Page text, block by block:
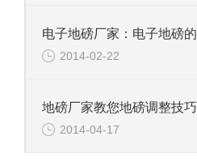
2014-02-22
地磅厂家教您地磅调整技巧
2014-04-17